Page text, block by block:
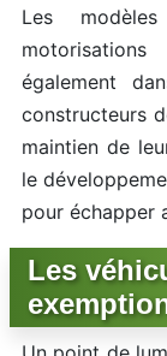
Les
également
constructeurs
maintien de
le
pour échapper
Les